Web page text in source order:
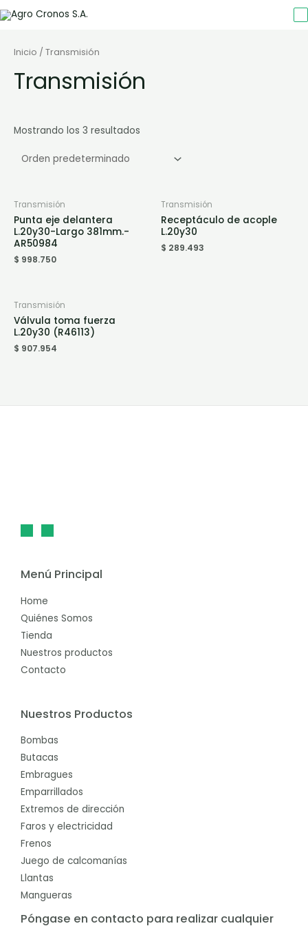
Inicio / Transmisión
Transmisión
Mostrando los 3 resultados
Transmisión
Punta eje delantera
L.20y30-Largo 381mm.-
AR50984
$ 998.750
Transmisión
Receptáculo de acople
L.20y30
$ 289.493
Transmisión
Válvula toma fuerza
L.20y30 (R46113)
$ 907.954
Menú Principal
Home
Quiénes Somos
Tienda
Nuestros productos
Contacto
Nuestros Productos
Bombas
Butacas
Embragues
Emparrillados
Extremos de dirección
Faros y electricidad
Frenos
Juego de calcomanías
Llantas
Mangueras
Póngase en contacto para realizar cualquier